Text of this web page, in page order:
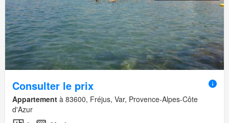
Consulter le prix
Appartement à 83600, Fréjus, Var, Provence-Alpes-Côte
d'Azur